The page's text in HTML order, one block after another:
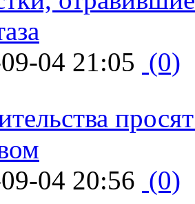
04 21:05 (0)
04 20:56 (0)